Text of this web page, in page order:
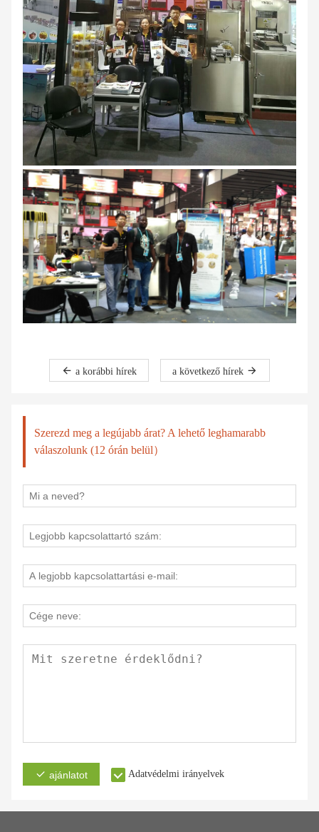
a korábbi hírek a következő hírek
Szerezd meg a legújabb árat? A lehető leghamarabb
válaszolunk (12 órán belül）
ajánlatot Adatvédelmi irányelvek